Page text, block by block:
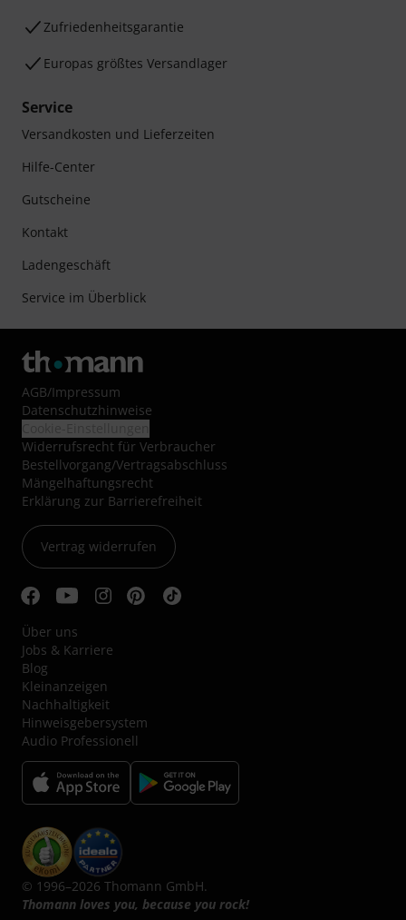
Zufriedenheitsgarantie
Europas größtes Versandlager
Service
Versandkosten und Lieferzeiten
Hilfe-Center
Gutscheine
Kontakt
Ladengeschäft
Service im Überblick
AGB/Impressum
Datenschutzhinweise
Widerrufsrecht für Verbraucher
Bestellvorgang/Vertragsabschluss
Mängelhaftungsrecht
Erklärung zur Barrierefreiheit
Vertrag widerrufen
Über uns
Jobs & Karriere
Blog
Kleinanzeigen
Nachhaltigkeit
Hinweisgebersystem
Audio Professionell
© 1996–2026 Thomann GmbH.
Thomann loves you, because you rock!